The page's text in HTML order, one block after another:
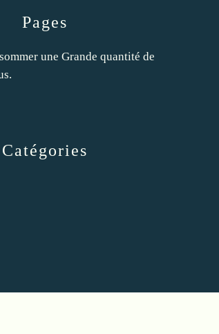
Catégories
Pages
une Grande quantité de